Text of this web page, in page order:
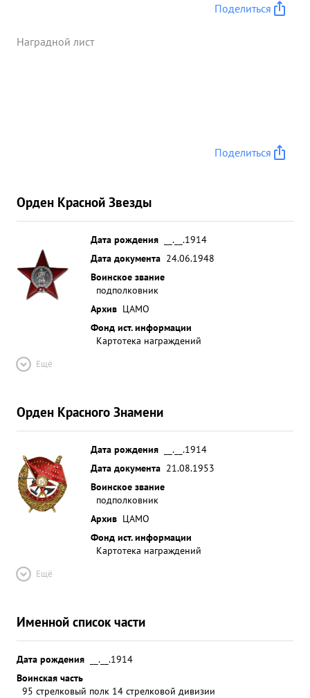
заслуживает награждения Правительственнои
Поделиться
Наградной лист
Поделиться
Орден Красной Звезды
Дата рождения
__.__.1914
Дата документа 24.06.1948
Воинское звание
подполковник
Архив ЦАМО
Фонд ист. информации
Картотека награждений
Ещё
Орден Красного Знамени
Дата рождения
__.__.1914
Дата документа 21.08.1953
Воинское звание
подполковник
Архив ЦАМО
Фонд ист. информации
Картотека награждений
Ещё
Именной список части
Дата рождения
__.__.1914
Воинская часть
95 стрелковый полк 14 стрелковой дивизии